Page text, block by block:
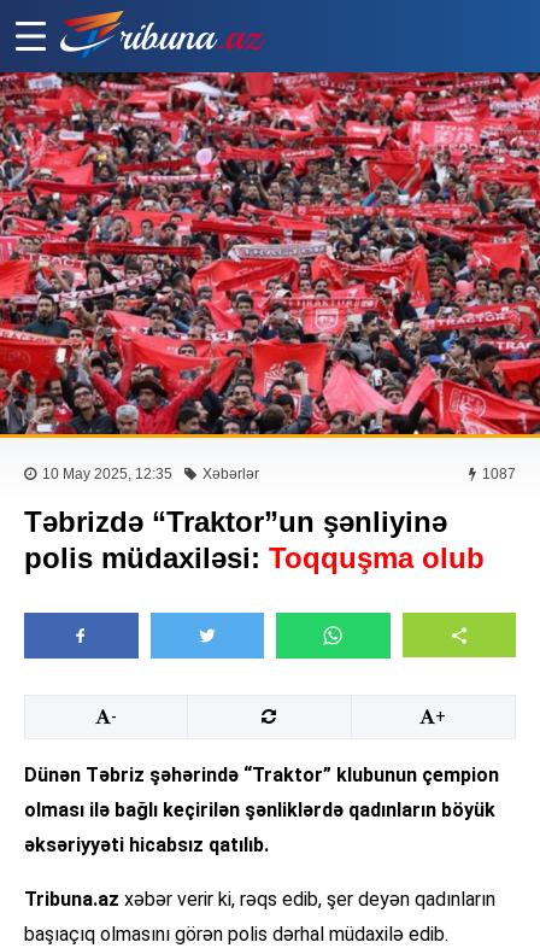
10 May 2025, 12:35 Xəbərlər 1087
Təbrizdə “Traktor”un şənliyinə
polis müdaxiləsi: Toqquşma olub
- +
Dünən Təbriz şəhərində “Traktor” klubunun çempion
olması ilə bağlı keçirilən şənliklərdə qadınların böyük
əksəriyyəti hicabsız qatılıb.
Tribuna.az xəbər verir ki, rəqs edib, şer deyən qadınların
başıaçıq olmasını görən polis dərhal müdaxilə edib.